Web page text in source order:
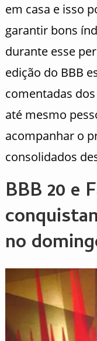
em casa e isso
garantir bons
durante esse
edição do BBB
comentadas
até mesmo
acompanhar o
consolidados
BBB 20 e
no